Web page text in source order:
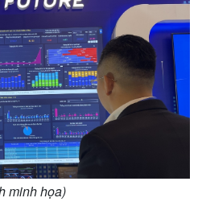
minh họa)